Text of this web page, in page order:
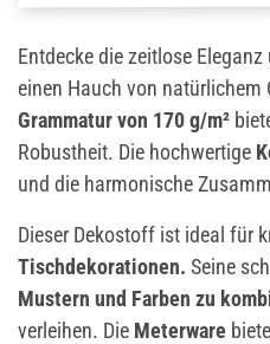
Entdecke die zeitlose Eleganz
einen Hauch von natürlichem
Grammatur von 170 g/m²
Robustheit. Die hochwertige
und die harmonische
Dieser Dekostoff ist ideal für
Tischdekorationen. Seine
Mustern und Farben zu
verleihen. Die Meterware